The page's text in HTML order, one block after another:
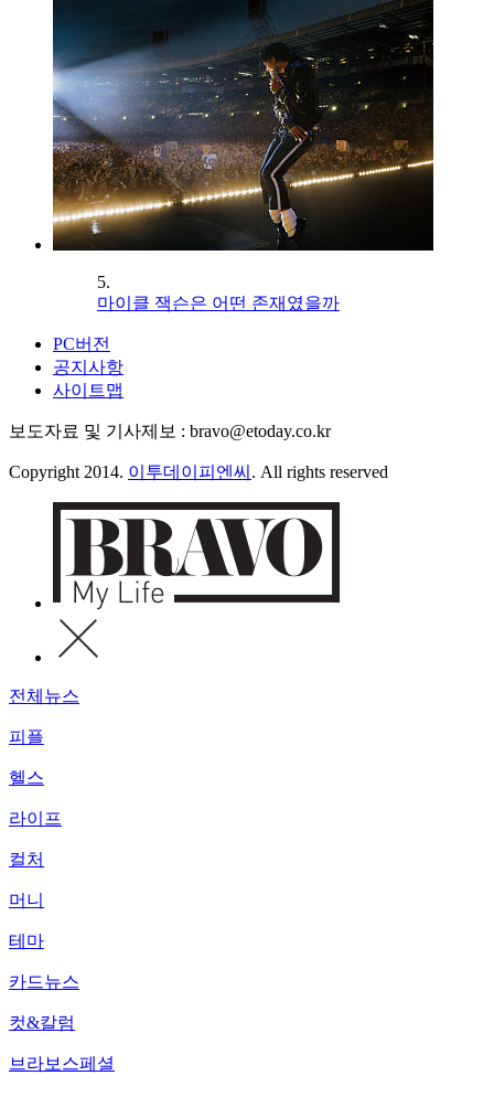
5.
마이클 잭슨은 어떤 존재였을까
PC버전
공지사항
사이트맵
보도자료 및 기사제보 : bravo@etoday.co.kr
Copyright 2014. 이투데이피엔씨 . All rights reserved
전체뉴스
피플
헬스
라이프
컬처
머니
테마
카드뉴스
컷&칼럼
브라보스페셜